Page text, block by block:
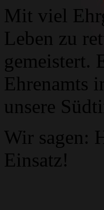
Mit viel
Leben zu
gemeistert.
Ehrenamts
unsere
Wir sagen:
Einsatz!